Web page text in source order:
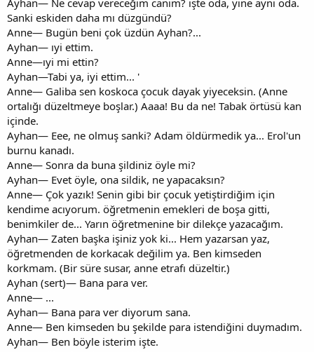
Ayhan— Ne cevap vereceğim canım? ışte oda, yine aynı oda.
Sanki eskiden daha mı düzgündü?
Anne— Bugün beni çok üzdün Ayhan?...
Ayhan— ıyi ettim.
Anne—ıyi mi ettin?
Ayhan—Tabi ya, iyi ettim... '
Anne— Galiba sen koskoca çocuk dayak yiyeceksin. (Anne
ortalığı düzeltmeye boşlar.) Aaaa! Bu da ne! Tabak örtüsü kan
içinde.
Ayhan— Eee, ne olmuş sanki? Adam öldürmedik ya... Erol'un
burnu kanadı.
Anne— Sonra da buna şildiniz öyle mi?
Ayhan— Evet öyle, ona sildik, ne yapacaksın?
Anne— Çok yazık! Senin gibi bir çocuk yetiştirdiğim için
kendime acıyorum. öğretmenin emekleri de boşa gitti,
benimkiler de... Yarın öğretmenine bir dilekçe yazacağım.
Ayhan— Zaten başka işiniz yok ki... Hem yazarsan yaz,
öğretmenden de korkacak değilim ya. Ben kimseden
korkmam. (Bir süre susar, anne etrafı düzeltir.)
Ayhan (sert)— Bana para ver.
Anne— ...
Ayhan— Bana para ver diyorum sana.
Anne— Ben kimseden bu şekilde para istendiğini duymadım.
Ayhan— Ben böyle isterim işte.